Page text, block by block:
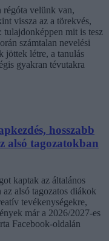
régóta velünk van,
vissza az a törekvés,
tulajdonképpen mit is tesz
számtalan nevelési
jöttek létre, a tanulás
gyakran tévutakra
hosszabb
alsó tagozatokban
kaptak az általános
alsó tagozatos diákok
tevékenységekre,
már a 2026/2027-es
Facebook-oldalán